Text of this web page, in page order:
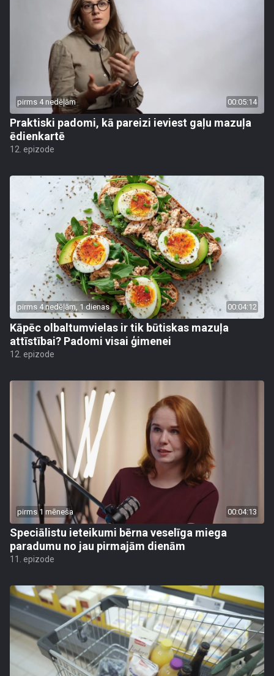
pirms 4 nedēļām 00:05:14
Praktiski padomi, kā pareizi ieviest gaļu mazuļa
ēdienkartē
12. epizode
pirms 4 nedēļām, 1 dienas 00:04:12
Kāpēc olbaltumvielas ir tik būtiskas mazuļa
attīstībai? Padomi visai ģimenei
12. epizode
pirms 1 mēneša 00:04:13
Speciālistu ieteikumi bērna veselīga miega
paradumu no jau pirmajām dienām
11. epizode